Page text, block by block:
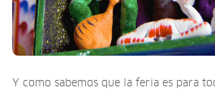
Y como sabemos que la feria es para